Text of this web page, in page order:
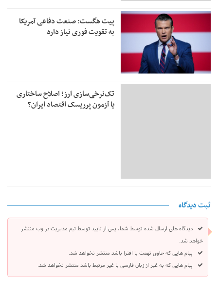
پیت هگست: صنعت دفاعی آمریکا
به تقویت فوری نیاز دارد
تک‌نرخی‌سازی ارز؛ اصلاح ساختاری
یا آزمون پرریسک اقتصاد ایران؟
ثبت دیدگاه
دیدگاه های ارسال شده توسط شما، پس از تایید توسط تیم مدیریت در وب منتشر
خواهد شد.
پیام هایی که حاوی تهمت یا افترا باشد منتشر نخواهد شد.
پیام هایی که به غیر از زبان فارسی یا غیر مرتبط باشد منتشر نخواهد شد.